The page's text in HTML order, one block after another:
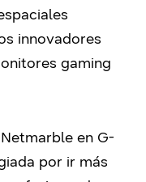
innovadores
gaming
en G-
por ir más